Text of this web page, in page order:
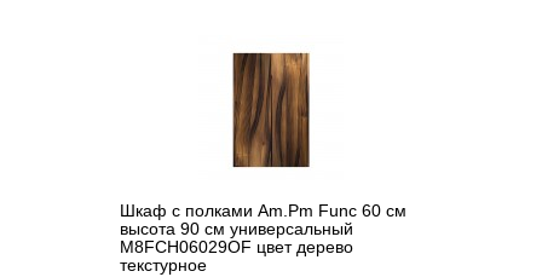
Шкаф с полками Am.Pm Func 60 см
высота 90 см универсальный
M8FCH06029OF цвет дерево
текстурное